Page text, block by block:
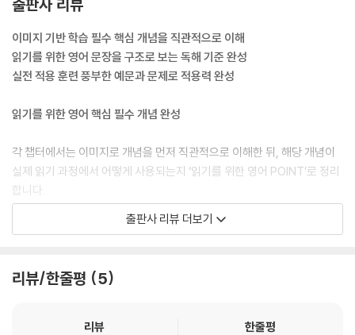
al English와 함께 하시길 바랍니다.
출판사 리뷰
이미지 기반 학습 필수 핵심 개념을 직관적으로 이해
읽기를 위한 영어 문장을 구조로 보는 독해 기준 완성
실전 적용 훈련 풍부한 예문과 문제로 적용력 완성
읽기를 위한 영어 핵심 필수 개념 완성
각 챕터에서는 이미지로 개념을 먼저 직관적으로 이해한 뒤, 해당 개념이
실제 읽기 과정에서 어떻게 사용되는지 ‘읽기를 위한 영어 POINT’로 정리
합니다.
영어를 단순한 규칙이나 암기 대상으로 배우는 것이 아니라, 문장을 읽고
출판사 리뷰 더보기
리뷰/한줄평 5
리뷰 한줄평